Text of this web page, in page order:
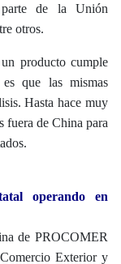
parte de la Unión
otros.
producto cumple
que las mismas
Hasta hace muy
fuera de China para
operando en
de PROCOMER
Exterior y